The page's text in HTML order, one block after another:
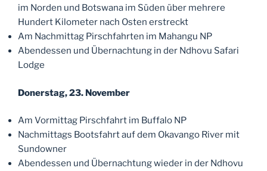
im Norden und Botswana im Süden über mehrere
Hundert Kilometer nach Osten erstreckt
Am Nachmittag Pirschfahrten im Mahangu NP
Abendessen und Übernachtung in der Ndhovu Safari
Lodge
Donerstag, 23. November
Am Vormittag Pirschfahrt im Buffalo NP
Nachmittags Bootsfahrt auf dem Okavango River mit
Sundowner
Abendessen und Übernachtung wieder in der Ndhovu